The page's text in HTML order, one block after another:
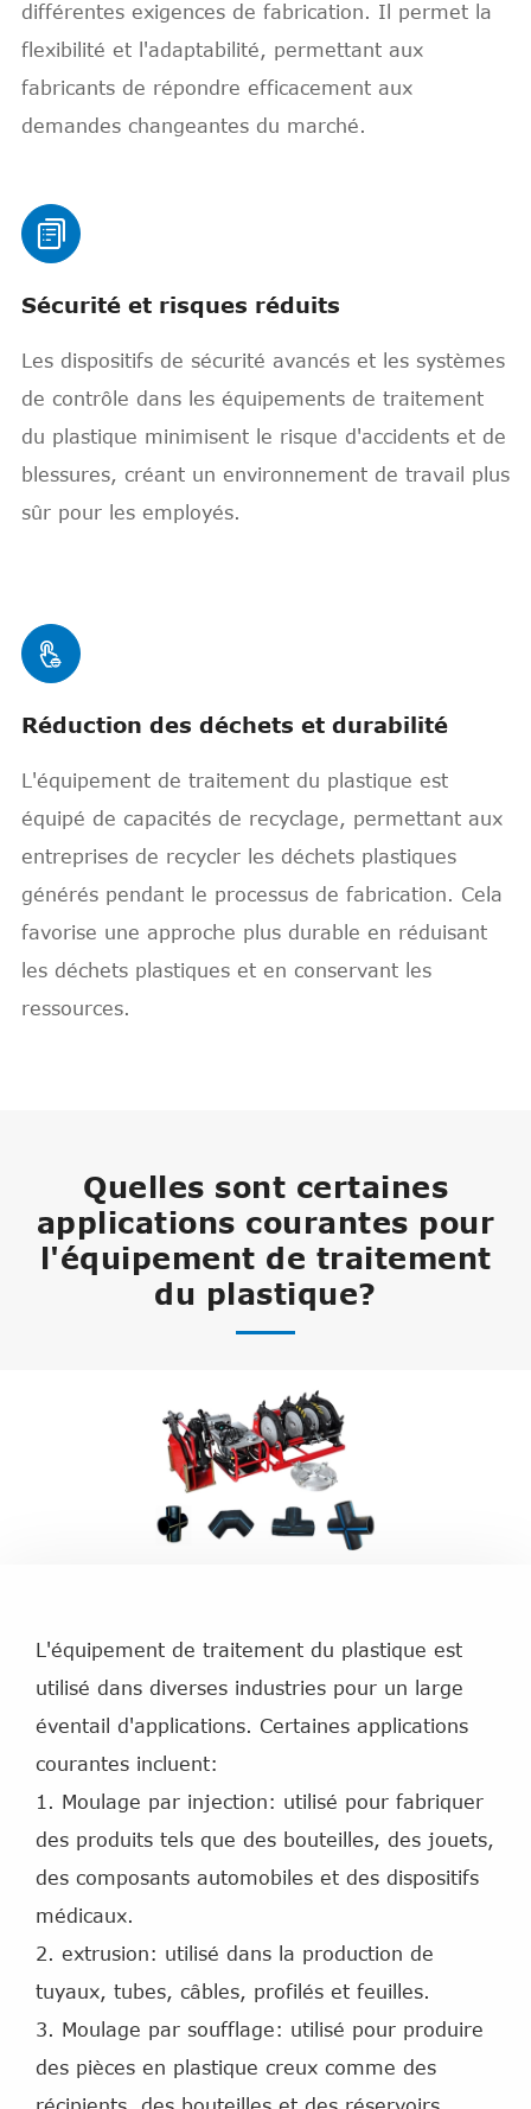
différentes exigences de fabrication. Il permet la
flexibilité et l'adaptabilité, permettant aux
fabricants de répondre efficacement aux
demandes changeantes du marché.

Sécurité et risques réduits
Les dispositifs de sécurité avancés et les systèmes
de contrôle dans les équipements de traitement
du plastique minimisent le risque d'accidents et de
blessures, créant un environnement de travail plus
sûr pour les employés.

Réduction des déchets et durabilité
L'équipement de traitement du plastique est
équipé de capacités de recyclage, permettant aux
entreprises de recycler les déchets plastiques
générés pendant le processus de fabrication. Cela
favorise une approche plus durable en réduisant
les déchets plastiques et en conservant les
ressources.
Quelles sont certaines
applications courantes pour
l'équipement de traitement
du plastique?
L'équipement de traitement du plastique est
utilisé dans diverses industries pour un large
éventail d'applications. Certaines applications
courantes incluent:
1. Moulage par injection: utilisé pour fabriquer
des produits tels que des bouteilles, des jouets,
des composants automobiles et des dispositifs
médicaux.
2. extrusion: utilisé dans la production de
tuyaux, tubes, câbles, profilés et feuilles.
3. Moulage par soufflage: utilisé pour produire
des pièces en plastique creux comme des